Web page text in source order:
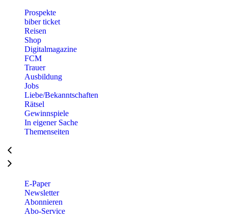
Prospekte
biber ticket
Reisen
Shop
Digitalmagazine
FCM
Trauer
Ausbildung
Jobs
Liebe/Bekanntschaften
Rätsel
Gewinnspiele
In eigener Sache
Themenseiten
E-Paper
Newsletter
Abonnieren
Abo-Service